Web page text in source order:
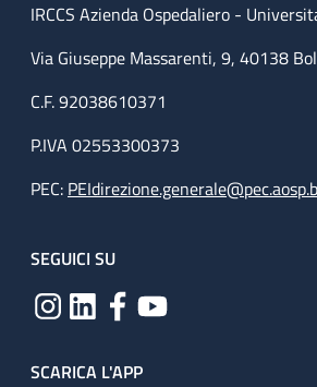
IRCCS Azienda Ospedaliero -
Via Giuseppe Massarenti, 9, 40138
C.F. 92038610371
P.IVA 02553300373
PEC:
SEGUICI SU
SCARICA L'APP